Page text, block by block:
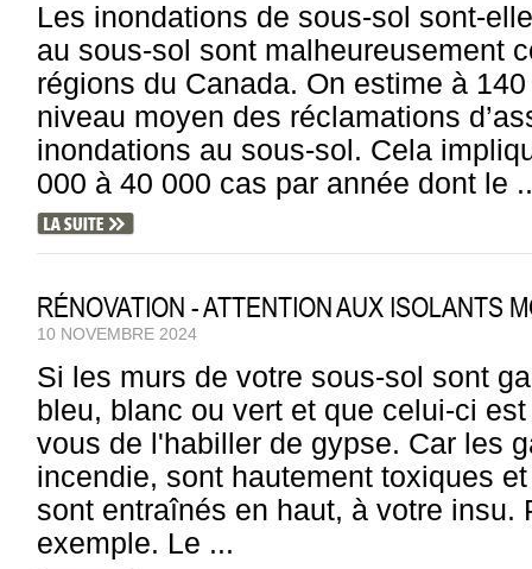
Les inondations de sous-sol sont-
au sous-sol sont malheureusement
régions du Canada. On estime à
niveau moyen des réclamations
inondations au sous-sol. Cela
000 à 40 000 cas par année dont le
RÉNOVATION - ATTENTION AUX ISOLANTS
10 NOVEMBRE 2024
Si les murs de votre sous-sol sont
bleu, blanc ou vert et que celui-ci
vous de l'habiller de gypse. Car les
incendie, sont hautement toxiques
sont entraînés en haut, à votre insu.
exemple. Le ...